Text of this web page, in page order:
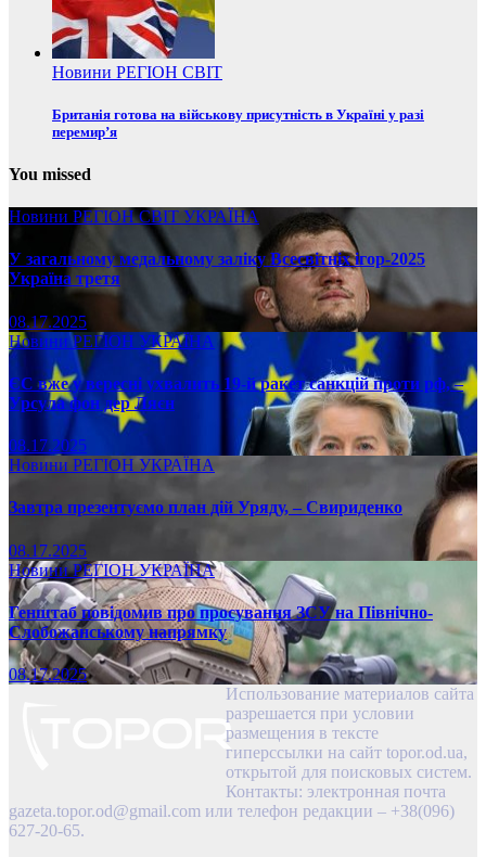
Новини РЕГІОН СВІТ
Британія готова на військову присутність в Україні у разі
перемир’я
You missed
Новини РЕГІОНСВІТ УКРАЇНА
У загальному медальному заліку Всесвітніх ігор-2025
Україна третя
08.17.2025
НовиниРЕГІОН УКРАЇНА
ЄС вже у вересні ухвалить 19-й ракет санкцій проти рф, –
Урсула фон дер Ляєн
08.17.2025
Новини РЕГІОН УКРАЇНА
Завтра презентуємо план дій Уряду, – Свириденко
08.17.2025
НовиниРЕГІОНУКРАЇНА
Генштаб повідомив про просування ЗСУ на Північно-
Слобожанському напрямку
08.17.2025
Использование материалов сайта
разрешается при условии
размещения в тексте
гиперссылки на сайт topor.od.ua,
открытой для поисковых систем.
Контакты: электронная почта
gazeta.topor.od@gmail.com или телефон редакции – +38(096)
627-20-65.